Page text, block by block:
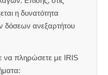
η δυνατότητα
δόσεων ανεξαρτήτου
να πληρώσετε με IRIS